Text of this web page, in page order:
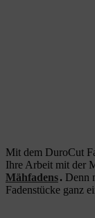
Mit dem DuroCut
Ihre Arbeit mit der
Mähfadens. Denn
Fadenstücke ganz